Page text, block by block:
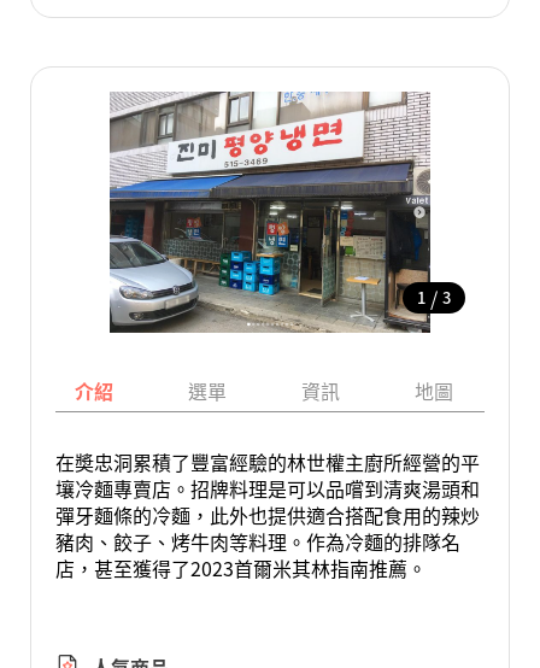
1 / 3
介紹 選單 資訊 地圖
在奬忠洞累積了豐富經驗的林世權主廚所經營的平
壤冷麵專賣店。招牌料理是可以品嚐到清爽湯頭和
彈牙麵條的冷麵，此外也提供適合搭配食用的辣炒
豬肉、餃子、烤牛肉等料理。作為冷麵的排隊名
店，甚至獲得了2023首爾米其林指南推薦。